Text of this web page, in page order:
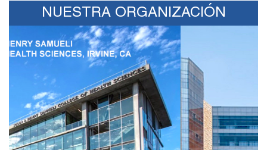
NUESTRA ORGANIZACIÓN